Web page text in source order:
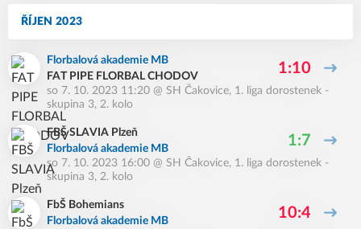
ŘÍJEN 2023
Florbalová akademie MB
FAT PIPE FLORBAL CHODOV
1:10
so 7. 10. 2023 11:20 @ SH Čakovice, 1. liga dorostenek -
skupina 3, 2. kolo
FBŠ SLAVIA Plzeň
Florbalová akademie MB
1:7
so 7. 10. 2023 16:00 @ SH Čakovice, 1. liga dorostenek -
skupina 3, 2. kolo
FbŠ Bohemians
Florbalová akademie MB
10:4